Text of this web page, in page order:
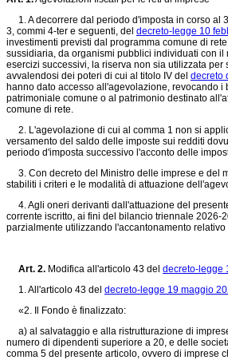
1. A decorrere dal periodo d'imposta in corso al
3, commi 4-ter e seguenti, del decreto-legge 10
investimenti previsti dal programma comune di
sussidiaria, da organismi pubblici individuati con
esercizi successivi, la riserva non sia utilizzata
avvalendosi dei poteri di cui al titolo IV del decreto
hanno dato accesso all'agevolazione, revocando
patrimoniale comune o al patrimonio destinato
comune di rete.
2. L'agevolazione di cui al comma 1 non si
versamento del saldo delle imposte sui redditi
periodo d'imposta successivo l'acconto delle
3. Con decreto del Ministro delle imprese e del
stabiliti i criteri e le modalità di attuazione
4. Agli oneri derivanti dall'attuazione del
corrente iscritto, ai fini del bilancio triennale
parzialmente utilizzando l'accantonamento
Art. 2. Modifica all'articolo 43 del decreto-legge
1. All'articolo 43 del decreto-legge 19 maggio
«2. Il Fondo è finalizzato:
a) al salvataggio e alla ristrutturazione di
numero di dipendenti superiore a 20, e delle
comma 5 del presente articolo, ovvero di imprese